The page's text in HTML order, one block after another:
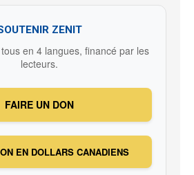
ZENIT
en 4 langues, financé par les
lecteurs.
FAIRE UN DON
EN DOLLARS CANADIENS